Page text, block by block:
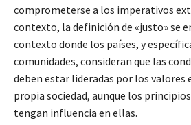
comprometerse a los imperativos
contexto, la definición de «justo» se
contexto donde los países, y
comunidades, consideran que las
deben estar lideradas por los valores
propia sociedad, aunque los
tengan influencia en ellas.